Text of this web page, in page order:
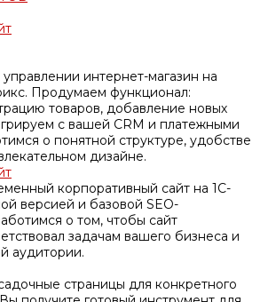
интернет-магазин на
Продумаем функционал:
товаров, добавление новых
с вашей CRM и платежными
о понятной структуре, удобстве
дизайне.
корпоративный сайт на 1С-
версией и базовой SEO-
о том, чтобы сайт
задачам вашего бизнеса и
аудитории.
страницы для конкретного